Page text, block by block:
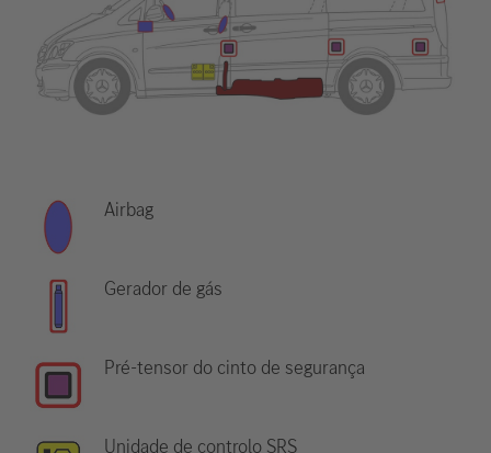
Airbag
Gerador de gás
Pré-tensor do cinto de segurança
Unidade de controlo SRS